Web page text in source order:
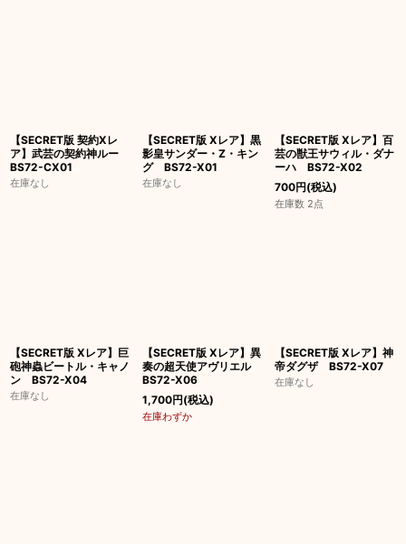
【SECRET版 契約Xレ
ア】武芸の契約神ルー
BS72-CX01
在庫なし
【SECRET版 Xレア】黒
影皇サンダー・Z・キン
グ BS72-X01
在庫なし
【SECRET版 Xレア】百
芸の獣王サウィル・ダナ
ーハ BS72-X02
700円(税込)
在庫数 2点
【SECRET版 Xレア】巨
砲神蟲ビートル・キャノ
ン BS72-X04
在庫なし
【SECRET版 Xレア】異
奏の超天使アヴリエル
BS72-X06
1,700円(税込)
在庫わずか
【SECRET版 Xレア】神
帝ダグザ BS72-X07
在庫なし